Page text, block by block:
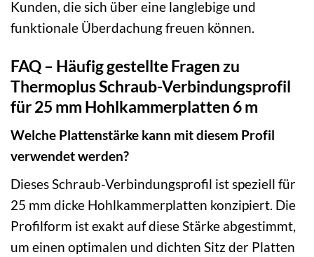
Kunden, die sich über eine langlebige und
funktionale Überdachung freuen können.
FAQ – Häufig gestellte Fragen zu
Thermoplus Schraub-Verbindungsprofil
für 25 mm Hohlkammerplatten 6 m
Welche Plattenstärke kann mit diesem Profil
verwendet werden?
Dieses Schraub-Verbindungsprofil ist speziell für
25 mm dicke Hohlkammerplatten konzipiert. Die
Profilform ist exakt auf diese Stärke abgestimmt,
um einen optimalen und dichten Sitz der Platten